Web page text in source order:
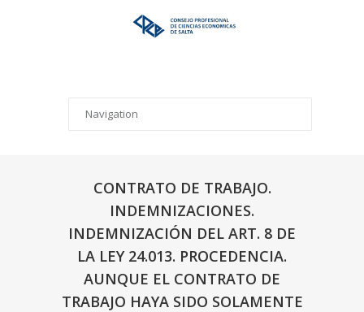
CONTRATO DE TRABAJO.
INDEMNIZACIONES.
INDEMNIZACIÓN DEL ART. 8 DE
LA LEY 24.013. PROCEDENCIA.
AUNQUE EL CONTRATO DE
TRABAJO HAYA SIDO SOLAMENTE